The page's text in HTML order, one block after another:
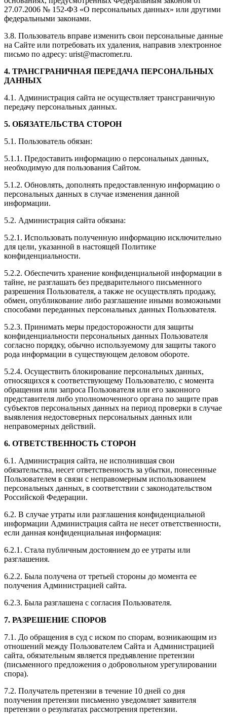
27.07.2006 № 152-ФЗ «О персональных данных» или другими
федеральными законами.
3.8. Пользователь вправе изменить свои персональные данные
на Сайте или потребовать их удаления, направив электронное
письмо по адресу: urist@macromer.ru.
4. ТРАНСГРАНИЧНАЯ ПЕРЕДАЧА ПЕРСОНАЛЬНЫХ
ДАННЫХ
4.1. Администрация сайта не осуществляет трансграничную
передачу персональных данных.
5. ОБЯЗАТЕЛЬСТВА СТОРОН
5.1. Пользователь обязан:
5.1.1. Предоставить информацию о персональных данных,
необходимую для пользования Сайтом.
5.1.2. Обновлять, дополнять предоставленную информацию о
персональных данных в случае изменения данной
информации.
5.2. Администрация сайта обязана:
5.2.1. Использовать полученную информацию исключительно
для цели, указанной в настоящей Политике
конфиденциальности.
5.2.2. Обеспечить хранение конфиденциальной информации в
тайне, не разглашать без предварительного письменного
разрешения Пользователя, а также не осуществлять продажу,
обмен, опубликование либо разглашение иными возможными
способами переданных персональных данных Пользователя.
5.2.3. Принимать меры предосторожности для защиты
конфиденциальности персональных данных Пользователя
согласно порядку, обычно используемому для защиты такого
рода информации в существующем деловом обороте.
5.2.4. Осуществить блокирование персональных данных,
относящихся к соответствующему Пользователю, с момента
обращения или запроса Пользователя или его законного
представителя либо уполномоченного органа по защите прав
субъектов персональных данных на период проверки в случае
выявления недостоверных персональных данных или
неправомерных действий.
6. ОТВЕТСТВЕННОСТЬ СТОРОН
6.1. Администрация сайта, не исполнившая свои
обязательства, несет ответственность за убытки, понесенные
Пользователем в связи с неправомерным использованием
персональных данных, в соответствии с законодательством
Российской Федерации.
6.2. В случае утраты или разглашения конфиденциальной
информации Администрация сайта не несет ответственности,
если данная конфиденциальная информация:
6.2.1. Стала публичным достоянием до ее утраты или
разглашения.
6.2.2. Была получена от третьей стороны до момента ее
получения Администрацией сайта.
6.2.3. Была разглашена с согласия Пользователя.
7. РАЗРЕШЕНИЕ СПОРОВ
7.1. До обращения в суд с иском по спорам, возникающим из
отношений между Пользователем Сайта и Администрацией
сайта, обязательным является предъявление претензии
(письменного предложения о добровольном урегулировании
спора).
7.2. Получатель претензии в течение 10 дней со дня
получения претензии письменно уведомляет заявителя
претензии о результатах рассмотрения претензии.